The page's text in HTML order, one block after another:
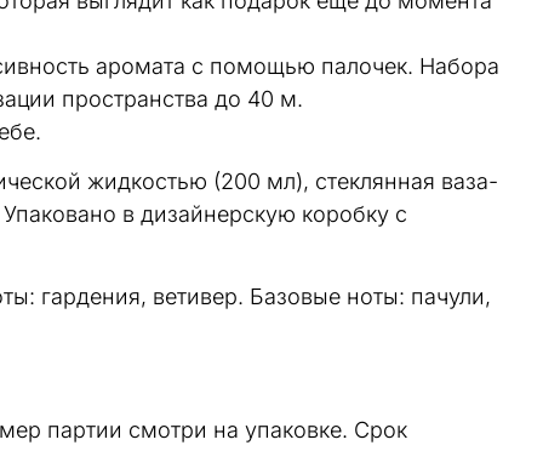
аромата с помощью палочек. Набора
пространства до 40 м.
жидкостью (200 мл), стеклянная ваза-
в дизайнерскую коробку с
гардения, ветивер. Базовые ноты: пачули,
партии смотри на упаковке. Срок